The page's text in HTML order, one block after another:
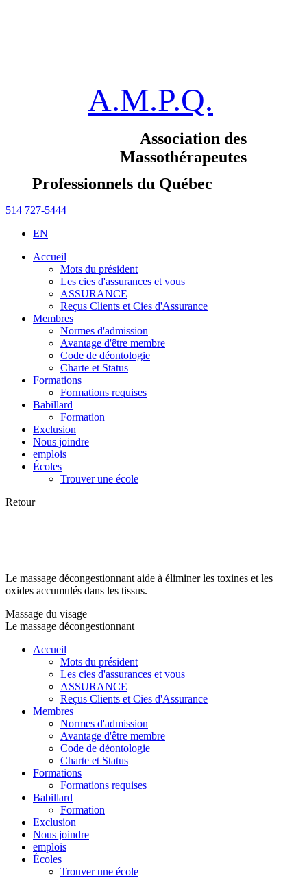
A.M.P.Q.
Association des
Massothérapeutes
Professionnels du Québec
514 727-5444
EN
Accueil
Mots du président
Les cies d'assurances et vous
ASSURANCE
Reçus Clients et Cies d'Assurance
Membres
Normes d'admission
Avantage d'être membre
Code de déontologie
Charte et Status
Formations
Formations requises
Babillard
Formation
Exclusion
Nous joindre
emplois
Écoles
Trouver une école
Retour
Le massage décongestionnant aide à éliminer les toxines et les
oxides accumulés dans les tissus.
Massage du visage
Le massage décongestionnant
Accueil
Mots du président
Les cies d'assurances et vous
ASSURANCE
Reçus Clients et Cies d'Assurance
Membres
Normes d'admission
Avantage d'être membre
Code de déontologie
Charte et Status
Formations
Formations requises
Babillard
Formation
Exclusion
Nous joindre
emplois
Écoles
Trouver une école